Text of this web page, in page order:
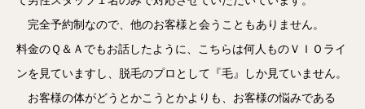
完全予約制なので、他のお客様と会うこともありません。
料金のＱ＆Ａでもお話したように、こちらは何人ものＶＩＯライ
ンを見ていますし、脱毛のプロとして『毛』しか見ていません。
お客様の体がどうとかこうとかよりも、お客様の悩みである